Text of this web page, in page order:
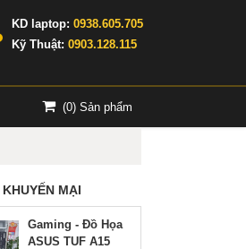
KD laptop:0938.605.705
Kỹ Thuật:0903.128.115
(0) Sản phẩm
MẠI
Gaming - Đồ Họa
ASUS TUF A15